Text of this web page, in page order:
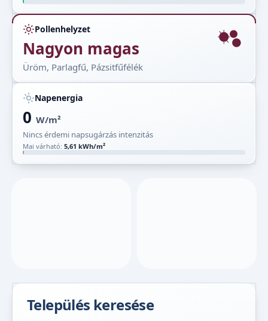
Pollenhelyzet
Nagyon magas
Üröm, Parlagfű, Pázsitfűfélék
Napenergia
0 W/m²
Nincs érdemi napsugárzás intenzitás
Mai várható: 5,61 kWh/m²
Település keresése